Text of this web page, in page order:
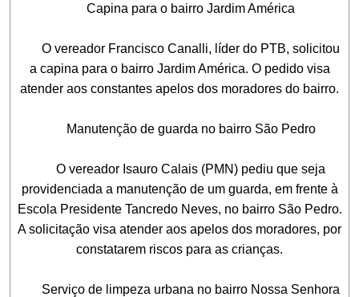
Capina para o bairro Jardim América
O vereador Francisco Canalli, líder do PTB, solicitou
a capina para o bairro Jardim América. O pedido visa
atender aos constantes apelos dos moradores do bairro.
Manutenção de guarda no bairro São Pedro
O vereador Isauro Calais (PMN) pediu que seja
providenciada a manutenção de um guarda, em frente à
Escola Presidente Tancredo Neves, no bairro São Pedro.
A solicitação visa atender aos apelos dos moradores, por
constatarem riscos para as crianças.
Serviço de limpeza urbana no bairro Nossa Senhora